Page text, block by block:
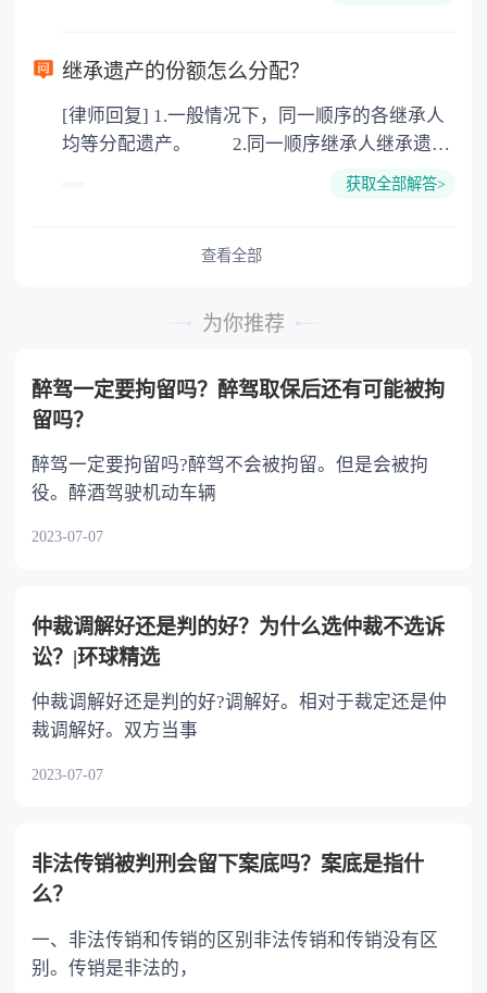
以防对财产继承发生纠纷，可以对遗产继承进行
公证。
继承遗产的份额怎么分配？
[律师回复] 1.一般情况下，同一顺序的各继承人
均等分配遗产。 2.同一顺序继承人继承遗产
或者与被继承人共同生活的继承人，分配遗产
的继承人，不尽扶养义务的，分配遗产时，应当
获取全部解答>
查看全部
为你推荐
醉驾一定要拘留吗？醉驾取保后还有可能被拘
留吗？
醉驾一定要拘留吗?醉驾不会被拘留。但是会被拘
役。醉酒驾驶机动车辆
2023-07-07
仲裁调解好还是判的好？为什么选仲裁不选诉
讼？|环球精选
仲裁调解好还是判的好?调解好。相对于裁定还是仲
裁调解好。双方当事
2023-07-07
非法传销被判刑会留下案底吗？案底是指什
么？
一、非法传销和传销的区别非法传销和传销没有区
别。传销是非法的，